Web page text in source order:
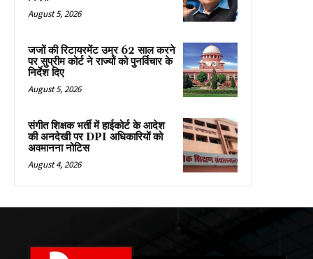
August 5, 2026
जजों की रिटायरमेंट उम्र 62 साल करने
पर सुप्रीम कोर्ट ने राज्यों को पुनर्विचार के
निर्देश दिए
August 5, 2026
संगीत शिक्षक भर्ती में हाईकोर्ट के आदेश
की अनदेखी पर DPI अधिकारियों को
अवमानना नोटिस
August 4, 2026